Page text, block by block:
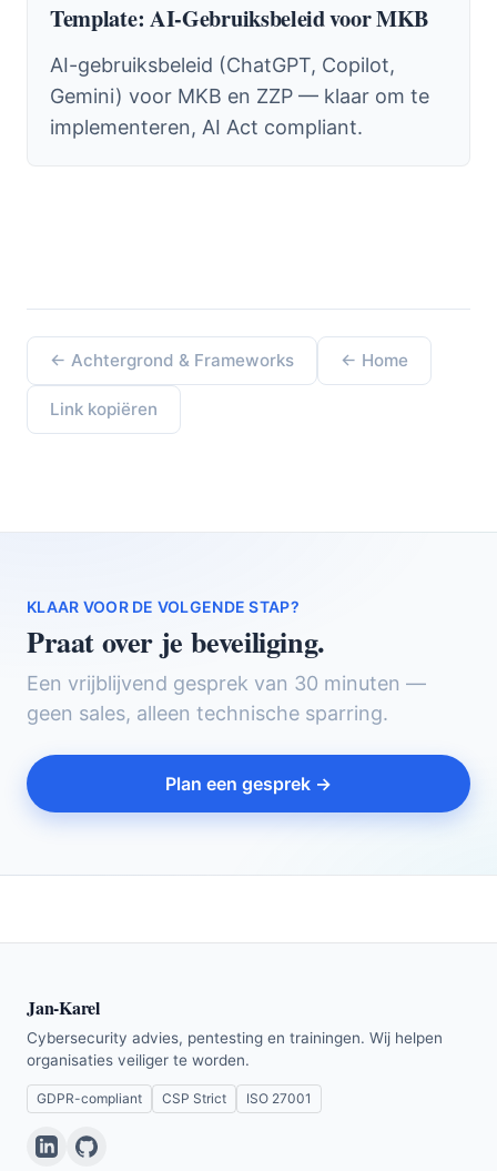
Template: AI-Gebruiksbeleid voor MKB
AI-gebruiksbeleid (ChatGPT, Copilot,
Gemini) voor MKB en ZZP — klaar om te
implementeren, AI Act compliant.
← Achtergrond & Frameworks ← Home
Link kopiëren
KLAAR VOOR DE VOLGENDE STAP?
Praat over je beveiliging.
Een vrijblijvend gesprek van 30 minuten —
geen sales, alleen technische sparring.
Plan een gesprek →
Jan-Karel
Cybersecurity advies, pentesting en trainingen. Wij helpen
organisaties veiliger te worden.
GDPR-compliant CSP Strict ISO 27001